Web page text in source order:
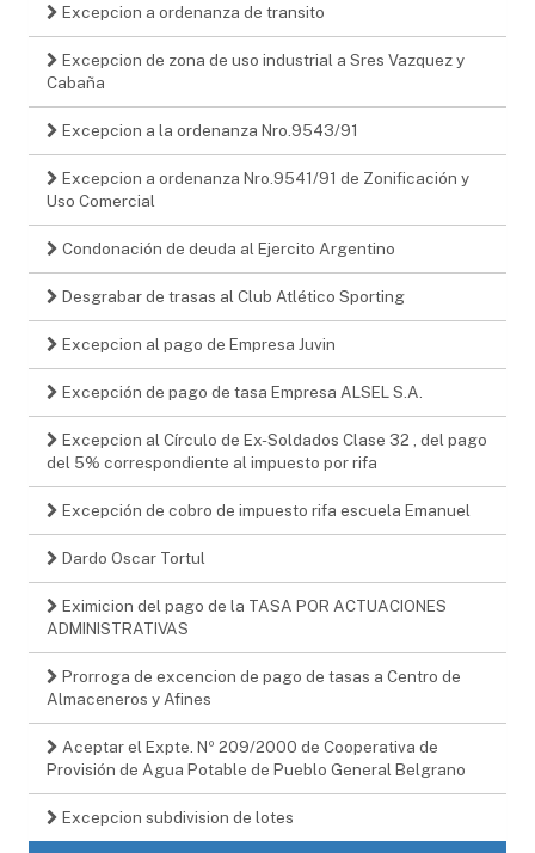
Excepcion a ordenanza de transito
Excepcion de zona de uso industrial a Sres Vazquez y
Cabaña
Excepcion a la ordenanza Nro.9543/91
Excepcion a ordenanza Nro.9541/91 de Zonificación y
Uso Comercial
Condonación de deuda al Ejercito Argentino
Desgrabar de trasas al Club Atlético Sporting
Excepcion al pago de Empresa Juvin
Excepción de pago de tasa Empresa ALSEL S.A.
Excepcion al Círculo de Ex-Soldados Clase 32 , del pago
del 5% correspondiente al impuesto por rifa
Excepción de cobro de impuesto rifa escuela Emanuel
Dardo Oscar Tortul
Eximicion del pago de la TASA POR ACTUACIONES
ADMINISTRATIVAS
Prorroga de excencion de pago de tasas a Centro de
Almaceneros y Afines
Aceptar el Expte. Nº 209/2000 de Cooperativa de
Provisión de Agua Potable de Pueblo General Belgrano
Excepcion subdivision de lotes